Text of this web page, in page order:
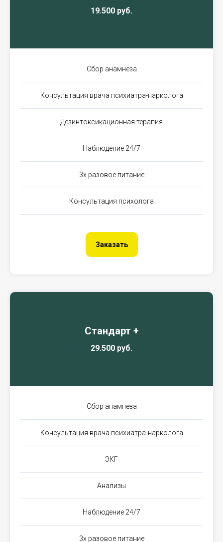
19.500 руб.
Сбор анамнеза
Консультация врача психиатра-нарколога
Дезинтоксикационная терапия
Наблюдение 24/7
3х разовое питание
Консультация психолога
Заказать
Стандарт +
29.500 руб.
Сбор анамнеза
Консультация врача психиатра-нарколога
ЭКГ
Анализы
Наблюдение 24/7
3х разовое питание